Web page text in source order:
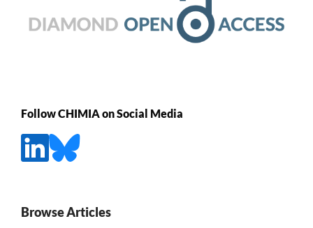
Follow CHIMIA on Social Media
Browse Articles